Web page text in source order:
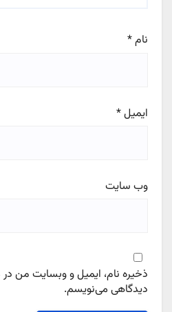
نام*
ایمیل*
وب‌ سایت
ذخیره نام، ایمیل و وبسایت من در
دیدگاهی می‌نویسم.